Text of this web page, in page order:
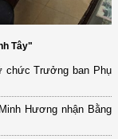
Tây"
chức Trưởng ban Phụ
Hương nhận Bằng
học, công nghệ và